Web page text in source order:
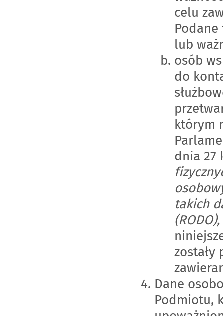
celu
lub
osób
do
którym
dnia 27
takich
(RODO),
zostały
Dane
Podmiotu,